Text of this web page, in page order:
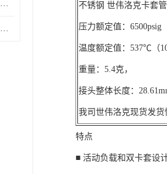
DSC锻钢双金属温差式蒸汽疏水阀SB81、SB81F
DSC全不锈钢双金属温差式蒸汽疏水阀SB73、SB73F
不锈钢 世伟洛克卡套
压力额定值：6500psig
温度额定值：537℃（
重量：5.4克，
接头整体长度：
我司世伟洛克现货发
特点
■ 活动负载和双卡套设计